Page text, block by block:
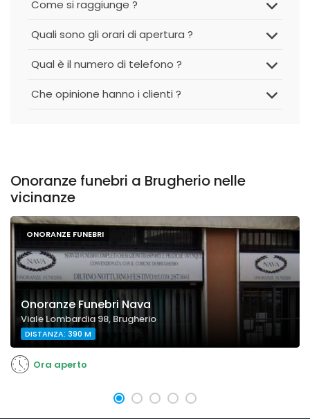
Come si raggiunge ?
Quali sono gli orari di apertura ?
Qual è il numero di telefono ?
Che opinione hanno i clienti ?
Onoranze funebri a Brugherio nelle
vicinanze
ONORANZE FUNEBRI
Onoranze Funebri Nava
Viale Lombardia 98, Brugherio
DISTANZA: 390 M
Ora aperto